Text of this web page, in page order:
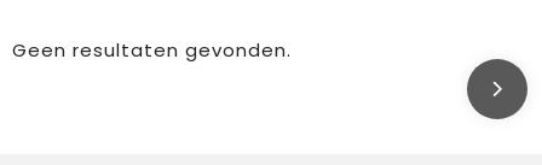
Geen resultaten gevonden.